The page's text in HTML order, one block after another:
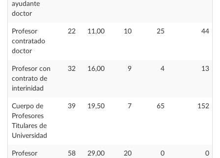
ayudante
doctor
Profesor
contratado
doctor
22 11,00 10 25 44
Profesor con
contrato de
interinidad
32 16,00 9 4 13
Cuerpo de
Profesores
Titulares de
Universidad
39 19,50 7 65 152
Profesor
58 29,00 20 0 0